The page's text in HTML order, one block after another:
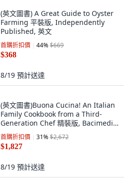
(英文圖書) A Great Guide to Oyster
Farming 平裝版, Independently
Published, 英文
首購折扣價 44%$669
$368
8/19 預計送達
(英文圖書)Buona Cucina! An Italian
Family Cookbook from a Third-
Generation Chef 精裝版, Bacimedia,
英文
首購折扣價 31%$2,672
$1,827
8/19 預計送達